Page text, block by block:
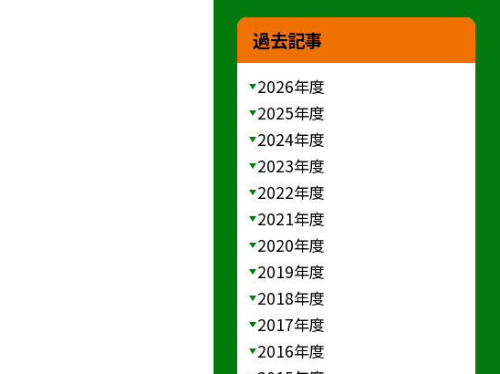
過去記事
2026年度
2025年度
2024年度
2023年度
2022年度
2021年度
2020年度
2019年度
2018年度
2017年度
2016年度